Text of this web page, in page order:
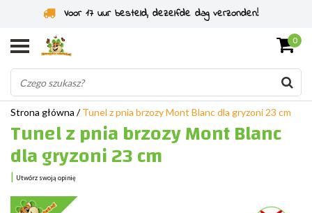
Specjaliści od gryzoni od 2011 roku
0
Strona główna /Tunel z pnia brzozy Mont Blanc dla gryzoni 23 cm
Tunel z pnia brzozy Mont Blanc
dla gryzoni 23 cm
| Utwórz swoją opinię